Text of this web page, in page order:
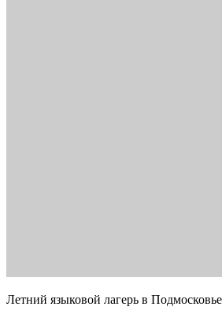
Летний языковой лагерь в Подмосковье